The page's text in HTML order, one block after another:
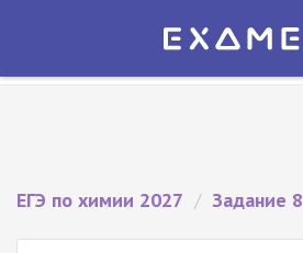
Экзамер — ЕГЭ 2027
ЕГЭ по химии 2027 / Задание 8